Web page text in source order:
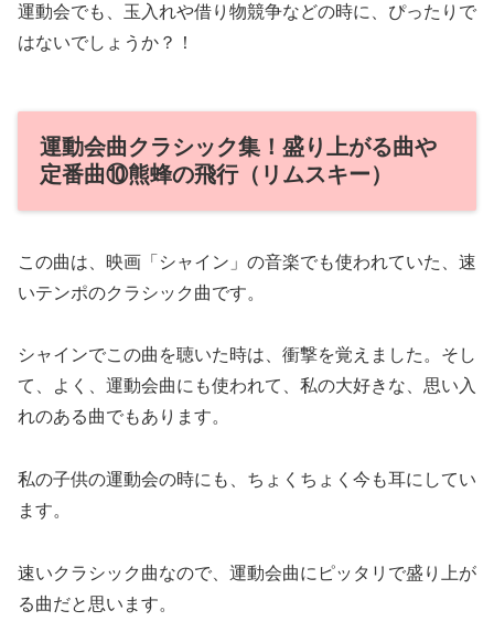
運動会でも、玉入れや借り物競争などの時に、ぴったりで
はないでしょうか？！
運動会曲クラシック集！盛り上がる曲や
定番曲⑩熊蜂の飛行（リムスキー）
この曲は、映画「シャイン」の音楽でも使われていた、速
いテンポのクラシック曲です。
シャインでこの曲を聴いた時は、衝撃を覚えました。そし
て、よく、運動会曲にも使われて、私の大好きな、思い入
れのある曲でもあります。
私の子供の運動会の時にも、ちょくちょく今も耳にしてい
ます。
速いクラシック曲なので、運動会曲にピッタリで盛り上が
る曲だと思います。